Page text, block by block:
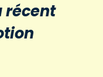
récent